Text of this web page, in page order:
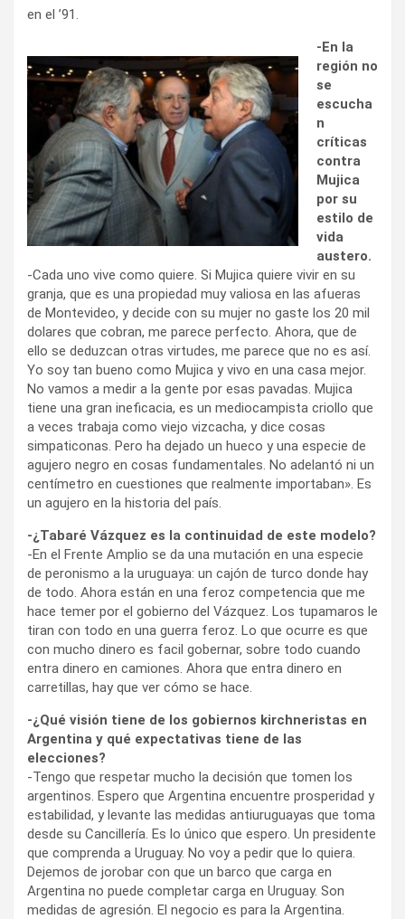
en el ’91.
-En la
región no
se
escucha
n
críticas
contra
Mujica
por su
estilo de
vida
austero.
-Cada uno vive como quiere. Si Mujica quiere vivir en su
granja, que es una propiedad muy valiosa en las afueras
de Montevideo, y decide con su mujer no gaste los 20 mil
dolares que cobran, me parece perfecto. Ahora, que de
ello se deduzcan otras virtudes, me parece que no es así.
Yo soy tan bueno como Mujica y vivo en una casa mejor.
No vamos a medir a la gente por esas pavadas. Mujica
tiene una gran ineficacia, es un mediocampista criollo que
a veces trabaja como viejo vizcacha, y dice cosas
simpaticonas. Pero ha dejado un hueco y una especie de
agujero negro en cosas fundamentales. No adelantó ni un
centímetro en cuestiones que realmente importaban». Es
un agujero en la historia del país.
-¿Tabaré Vázquez es la continuidad de este modelo?
-En el Frente Amplio se da una mutación en una especie
de peronismo a la uruguaya: un cajón de turco donde hay
de todo. Ahora están en una feroz competencia que me
hace temer por el gobierno del Vázquez. Los tupamaros le
tiran con todo en una guerra feroz. Lo que ocurre es que
con mucho dinero es facil gobernar, sobre todo cuando
entra dinero en camiones. Ahora que entra dinero en
carretillas, hay que ver cómo se hace.
-¿Qué visión tiene de los gobiernos kirchneristas en
Argentina y qué expectativas tiene de las
elecciones?
-Tengo que respetar mucho la decisión que tomen los
argentinos. Espero que Argentina encuentre prosperidad y
estabilidad, y levante las medidas antiuruguayas que toma
desde su Cancillería. Es lo único que espero. Un presidente
que comprenda a Uruguay. No voy a pedir que lo quiera.
Dejemos de jorobar con que un barco que carga en
Argentina no puede completar carga en Uruguay. Son
medidas de agresión. El negocio es para la Argentina.